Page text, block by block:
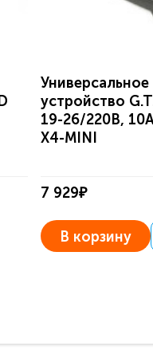
устройство
19-26/220В,
X4-MINI
7 929₽
В корзину